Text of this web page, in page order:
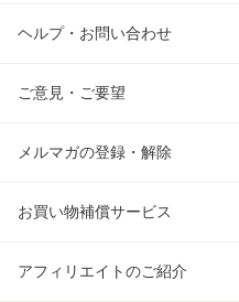
ヘルプ・お問い合わせ
ご意見・ご要望
メルマガの登録・解除
お買い物補償サービス
アフィリエイトのご紹介